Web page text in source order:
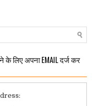
के लिए अपना EMAIL दर्ज कर